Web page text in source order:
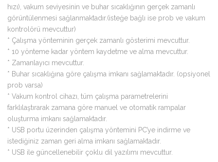
hızı), vakum seviyesinin ve buhar sıcaklığının gerçek zamanlı
görüntülenmesi sağlanmaktadır.(isteğe bağlı ise prob ve vakum
kontrolörü mevcuttur)
* Çalışma yönteminin gerçek zamanlı gösterimi mevcuttur.
* 10 yönteme kadar yöntem kaydetme ve alma mevcuttur.
* Zamanlayıcı mevcuttur.
* Buhar sıcaklığına göre çalışma imkanı sağlamaktadır. (opsiyonel
prob varsa)
* Vakum kontrol cihazı, tüm çalışma parametrelerini
farklılaştırarak zamana göre manuel ve otomatik rampalar
oluşturma imkanı sağlamaktadır.
* USB portu üzerinden çalışma yöntemini PC’ye indirme ve
istediğiniz zaman geri alma imkanı sağlamaktadır.
* USB ile güncellenebilir çoklu dil yazılımı mevcuttur.